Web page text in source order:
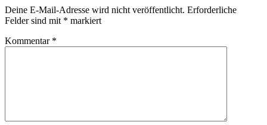
Deine E-Mail-Adresse wird nicht veröffentlicht. Erforderliche
Felder sind mit * markiert
Kommentar *